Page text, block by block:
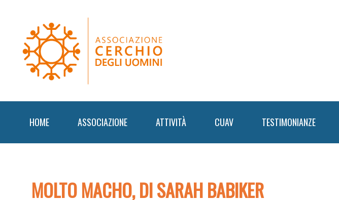
navigation
HOME ASSOCIAZIONE ATTIVITÀ CUAV TESTIMONIANZE
MOLTO MACHO, DI SARAH BABIKER